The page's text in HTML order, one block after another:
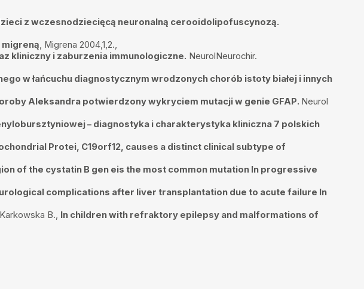
z wczesnodziecięcą neuronalną cerooidolipofuscynozą.
migreną, Migrena 2004,1,2.,
kliniczny i zaburzenia immunologiczne. NeurolNeurochir.
w łańcuchu diagnostycznym wrodzonych chorób istoty białej i innych
Aleksandra potwierdzony wykryciem mutacji w genie GFAP. Neurol
– diagnostyka i charakterystyka kliniczna 7 polskich
Protei, C19orf12, causes a distinct clinical subtype of
of the cystatin B gen eis the most common mutation In progressive
complications after liver transplantation due to acute failure In
B., In children with refraktory epilepsy and malformations of